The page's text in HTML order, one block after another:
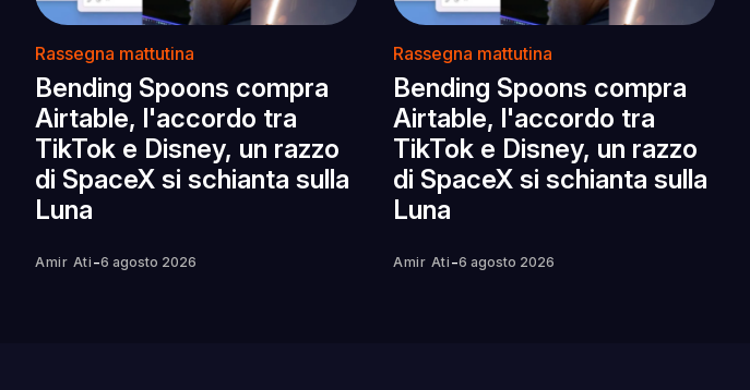
Rassegna mattutina
Bending Spoons compra
Airtable, l'accordo tra
TikTok e Disney, un razzo
di SpaceX si schianta sulla
Luna
Amir Ati -6 agosto 2026
Rassegna mattutina
Bending Spoons compra
Airtable, l'accordo tra
TikTok e Disney, un razzo
di SpaceX si schianta sulla
Luna
Amir Ati -6 agosto 2026